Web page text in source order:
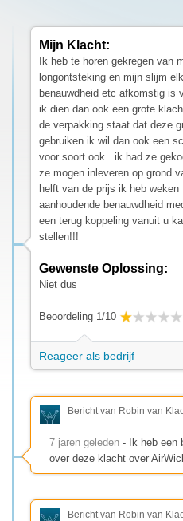
Mijn Klacht:
Ik heb te horen gekregen van
longontsteking en mijn slijm
benauwdheid etc afkomstig is
ik dien dan ook een grote
de verpakking staat dat deze
gebruiken ik wil dan ook een
voor soort ook ..ik had ze
ze mogen inleveren op grond
helft van de prijs ik heb
aanhoudende benauwdheid
een terug koppeling vanuit u
stellen!!!
Gewenste Oplossing:
Niet dus
Beoordeling 1/10
Reageer als bedrijf
Bericht van Robin van
7 jaren geleden - Ik heb een
over deze klacht over
Bericht van Robin van